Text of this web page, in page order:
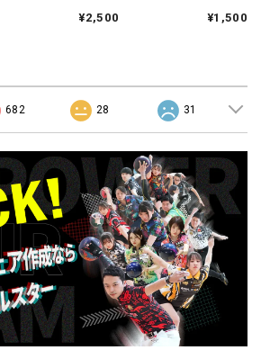
¥2,500
¥1,500
682 28 31